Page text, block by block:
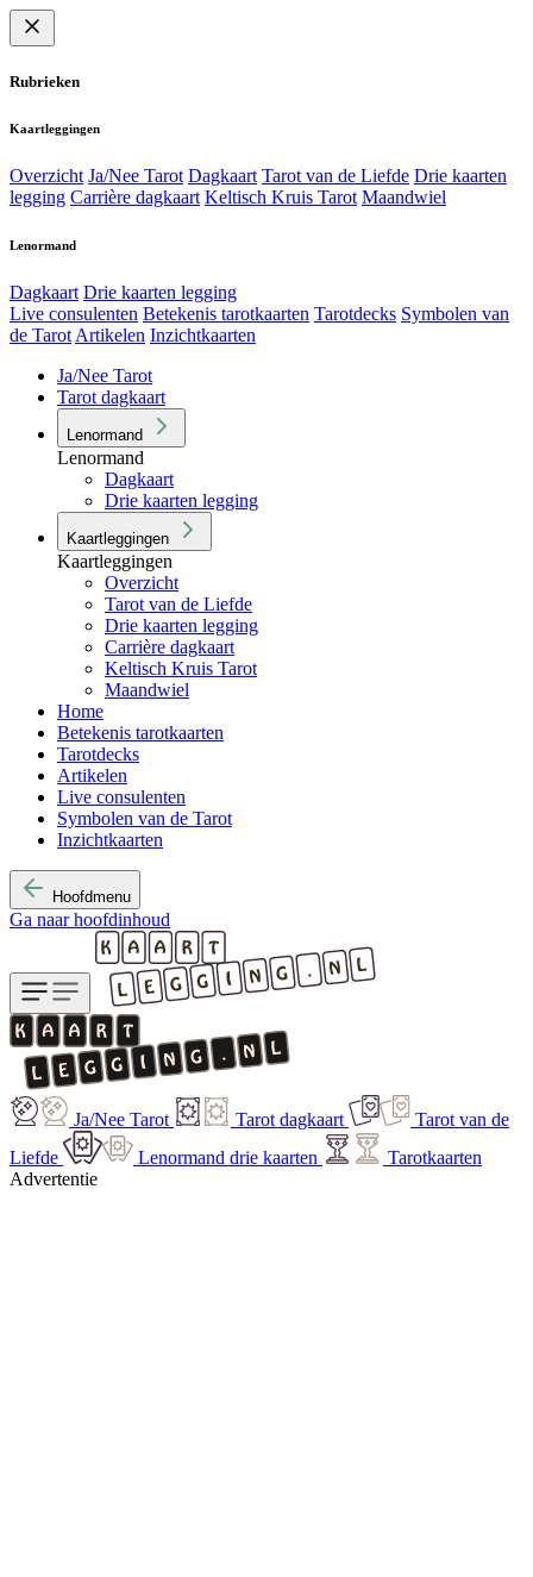
Rubrieken
Kaartleggingen
Overzicht Ja/Nee Tarot Dagkaart Tarot van de Liefde Drie kaarten
legging Carrière dagkaart Keltisch Kruis Tarot Maandwiel
Lenormand
Dagkaart Drie kaarten legging
Live consulenten Betekenis tarotkaarten Tarotdecks Symbolen van
de Tarot Artikelen Inzichtkaarten
Ja/Nee Tarot
Tarot dagkaart
Lenormand
Lenormand
Dagkaart
Drie kaarten legging
Kaartleggingen
Kaartleggingen
Overzicht
Tarot van de Liefde
Drie kaarten legging
Carrière dagkaart
Keltisch Kruis Tarot
Maandwiel
Home
Betekenis tarotkaarten
Tarotdecks
Artikelen
Live consulenten
Symbolen van de Tarot
Inzichtkaarten
Hoofdmenu
Ga naar hoofdinhoud
Ja/Nee Tarot Tarot dagkaart
Tarot van de
Liefde
Lenormand drie kaarten
Tarotkaarten
Advertentie